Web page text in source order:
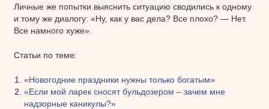
Личные же попытки выяснить ситуацию сводились к одному
и тому же диалогу: «Ну, как у вас дела? Все плохо? — Нет.
Все намного хуже».
Статьи по теме:
«Новогодние праздники нужны только богатым»
«Если мой ларек сносят бульдозером – зачем мне
надзорные каникулы?»